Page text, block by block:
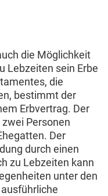
die Möglichkeit
Lebzeiten sein Erbe
die
bestimmt der
Erbvertrag. Der
Personen
Der
durch einen
zu Lebzeiten kann
unter den